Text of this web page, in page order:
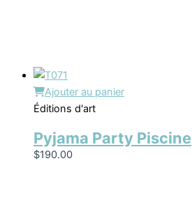
Ajouter au panier
Éditions d'art
Pyjama Party Piscine
$190.00